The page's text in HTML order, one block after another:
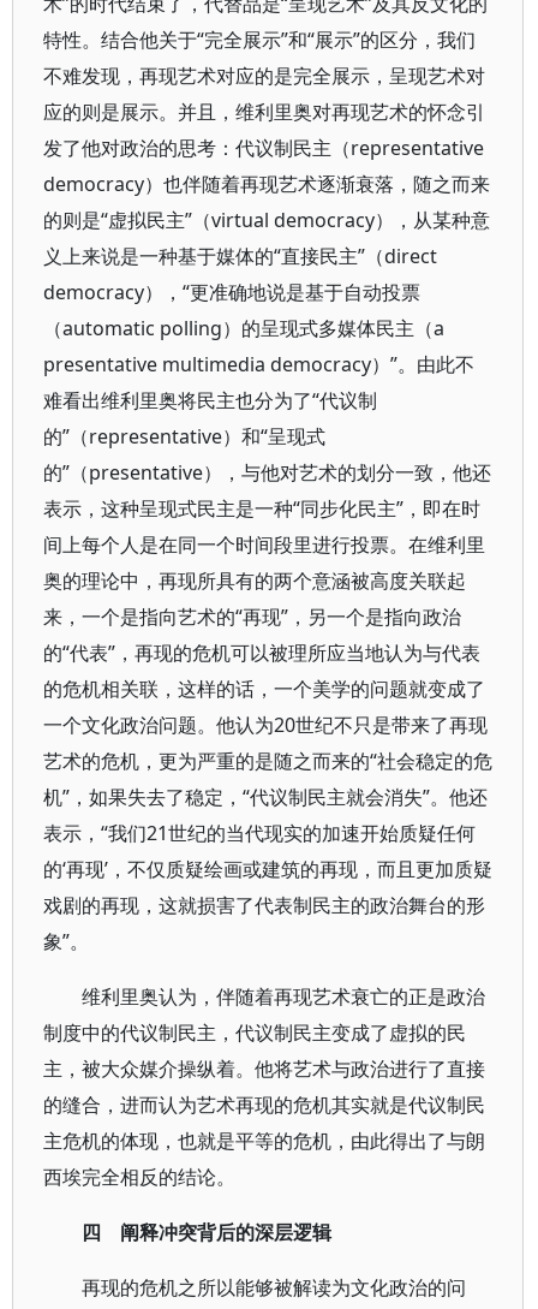
特性。结合他关于“完全展示”和“展示”的区分，我们
不难发现，再现艺术对应的是完全展示，呈现艺术对
应的则是展示。并且，维利里奥对再现艺术的怀念引
发了他对政治的思考：代议制民主（representative
democracy）也伴随着再现艺术逐渐衰落，随之而来
的则是“虚拟民主”（virtual democracy），从某种意
义上来说是一种基于媒体的“直接民主”（direct
democracy），“更准确地说是基于自动投票
（automatic polling）的呈现式多媒体民主（a
presentative multimedia democracy）”。由此不
难看出维利里奥将民主也分为了“代议制
的”（representative）和“呈现式
的”（presentative），与他对艺术的划分一致，他还
表示，这种呈现式民主是一种“同步化民主”，即在时
间上每个人是在同一个时间段里进行投票。在维利里
奥的理论中，再现所具有的两个意涵被高度关联起
来，一个是指向艺术的“再现”，另一个是指向政治
的“代表”，再现的危机可以被理所应当地认为与代表
的危机相关联，这样的话，一个美学的问题就变成了
一个文化政治问题。他认为20世纪不只是带来了再现
艺术的危机，更为严重的是随之而来的“社会稳定的危
机”，如果失去了稳定，“代议制民主就会消失”。他还
表示，“我们21世纪的当代现实的加速开始质疑任何
的‘再现’，不仅质疑绘画或建筑的再现，而且更加质疑
戏剧的再现，这就损害了代表制民主的政治舞台的形
象”。
维利里奥认为，伴随着再现艺术衰亡的正是政治
制度中的代议制民主，代议制民主变成了虚拟的民
主，被大众媒介操纵着。他将艺术与政治进行了直接
的缝合，进而认为艺术再现的危机其实就是代议制民
主危机的体现，也就是平等的危机，由此得出了与朗
西埃完全相反的结论。
四 阐释冲突背后的深层逻辑
再现的危机之所以能够被解读为文化政治的问